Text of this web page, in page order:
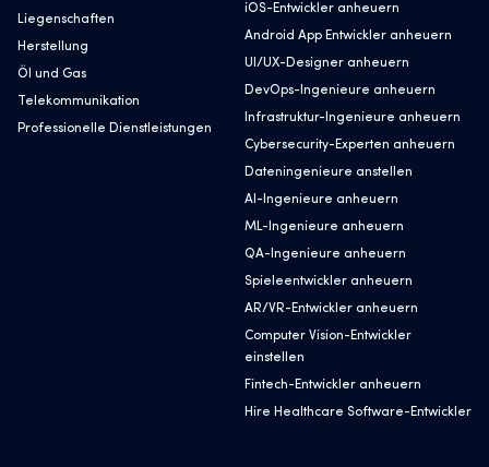
Liegenschaften
Herstellung
Öl und Gas
Telekommunikation
Professionelle Dienstleistungen
iOS-Entwickler anheuern
Android App Entwickler anheuern
UI/UX-Designer anheuern
DevOps-Ingenieure anheuern
Infrastruktur-Ingenieure anheuern
Cybersecurity-Experten anheuern
Dateningenieure anstellen
AI-Ingenieure anheuern
ML-Ingenieure anheuern
QA-Ingenieure anheuern
Spieleentwickler anheuern
AR/VR-Entwickler anheuern
Computer Vision-Entwickler
einstellen
Fintech-Entwickler anheuern
Hire Healthcare Software-Entwickler